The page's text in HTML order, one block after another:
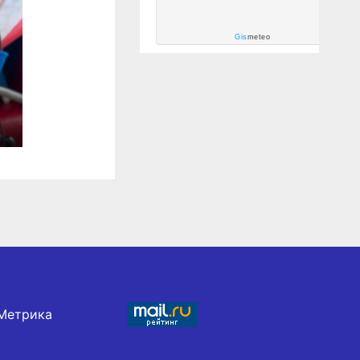
Gismeteo